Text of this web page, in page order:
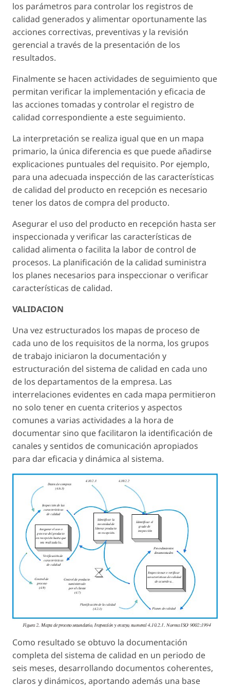
los parámetros para controlar los registros de
calidad generados y alimentar oportunamente las
acciones correctivas, preventivas y la revisión
gerencial a través de la presentación de los
resultados.
Finalmente se hacen actividades de seguimiento que
permitan verificar la implementación y eficacia de
las acciones tomadas y controlar el registro de
calidad correspondiente a este seguimiento.
La interpretación se realiza igual que en un mapa
primario, la única diferencia es que puede añadirse
explicaciones puntuales del requisito. Por ejemplo,
para una adecuada inspección de las características
de calidad del producto en recepción es necesario
tener los datos de compra del producto.
Asegurar el uso del producto en recepción hasta ser
inspeccionada y verificar las características de
calidad alimenta o facilita la labor de control de
procesos. La planificación de la calidad suministra
los planes necesarios para inspeccionar o verificar
características de calidad.
VALIDACION
Una vez estructurados los mapas de proceso de
cada uno de los requisitos de la norma, los grupos
de trabajo iniciaron la documentación y
estructuración del sistema de calidad en cada uno
de los departamentos de la empresa. Las
interrelaciones evidentes en cada mapa permitieron
no solo tener en cuenta criterios y aspectos
comunes a varias actividades a la hora de
documentar sino que facilitaron la identificación de
canales y sentidos de comunicación apropiados
para dar eficacia y dinámica al sistema.
Como resultado se obtuvo la documentación
completa del sistema de calidad en un periodo de
seis meses, desarrollando documentos coherentes,
claros y dinámicos, aportando además una base